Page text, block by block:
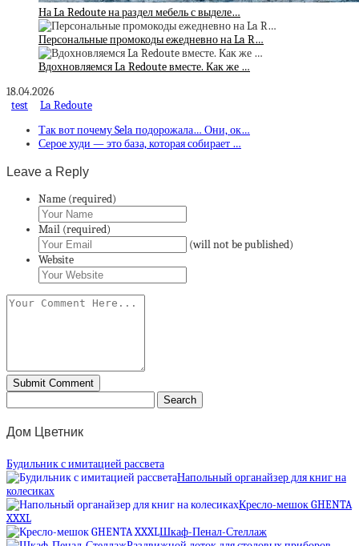
На La Redoute на раздел мебель с выделе…
Персональные промокоды ежедневно на La R…
Вдохновляемся La Redoute вместе. Как же …
18.04.2026
test
La Redoute
Так вот почему Sela подорожала… Они, ок…
Серое худи — это база, которая собирает …
Leave a Reply
Name (required)
Mail (required)
(will not be published)
Website
Дом Цветник
Будильник с имитацией рассвета
Напольный органайзер для книг на
колесиках
Кресло-мешок GHENTA
XXXL
Шкаф-Пенал-Стеллаж